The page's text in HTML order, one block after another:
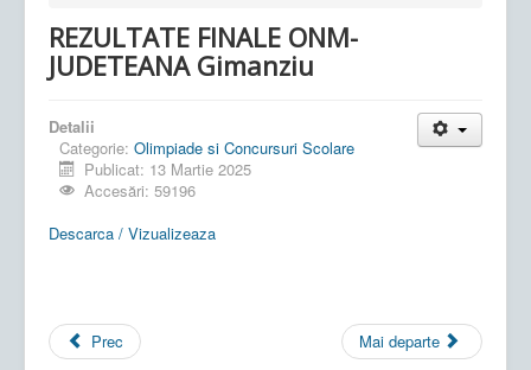
REZULTATE FINALE ONM-
JUDETEANA Gimanziu
Detalii
Categorie: Olimpiade si Concursuri Scolare
Publicat: 13 Martie 2025
Accesări: 59196
Descarca / Vizualizeaza
Prec Mai departe